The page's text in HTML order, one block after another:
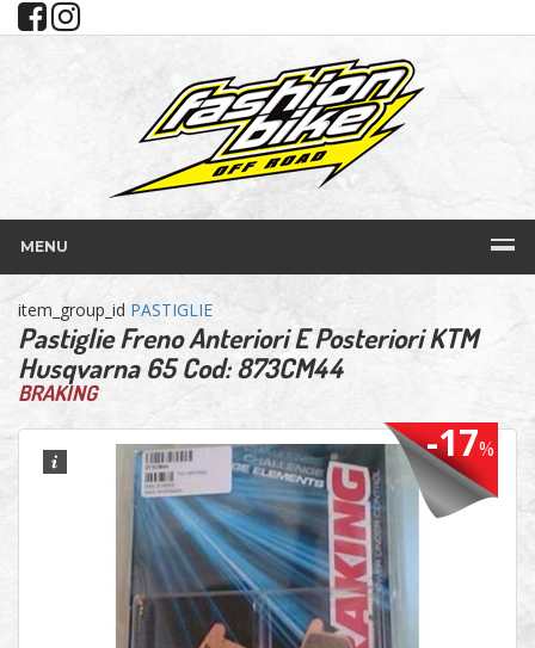
MENU
item_group_id PASTIGLIE
Pastiglie Freno Anteriori E Posteriori KTM
Husqvarna 65 Cod: 873CM44
BRAKING
-17%